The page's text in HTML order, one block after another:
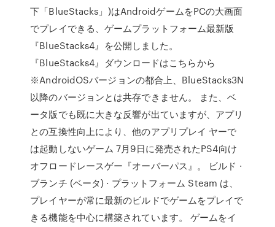
下「BlueStacks」)はAndroidゲームをPCの大画面
でプレイできる、ゲームプラットフォーム最新版
『BlueStacks4』を公開しました。
『BlueStacks4』ダウンロードはこちらから
※AndroidOSバージョンの都合上、BlueStacks3N
以降のバージョンとは共存できません。 また、ベ
ータ版でも既に大きな反響が出ていますが、アプリ
との互換性向上により、他のアプリプレイ ヤーで
は起動しないゲーム 7月9日に発売されたPS4向け
オフロードレースゲー『オーバーパス』。 ビルド ·
ブランチ (ベータ) · プラットフォーム Steam は、
プレイヤーが常に最新のビルドでゲームをプレイで
きる機能を中心に構築されています。 ゲームをイ